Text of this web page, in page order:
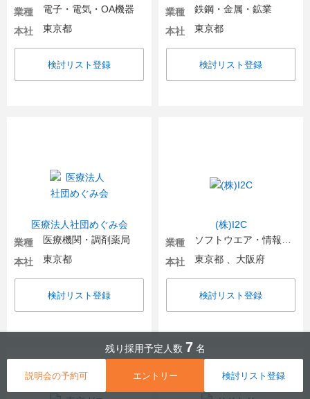
残り採用予定人数 7 名
説明会の予約可 エントリー 検討リスト登録
業種
電子・電気・OA機器
本社
東京都
検討リスト登録
業種
鉄鋼・金属・鉱業
本社
東京都
検討リスト登録
医療法人社団めぐみ会
業種
医療機関・調剤薬局
本社
東京都
検討リスト登録
(株)I2C
業種
本社
東京都 、大阪府
検討リスト登録